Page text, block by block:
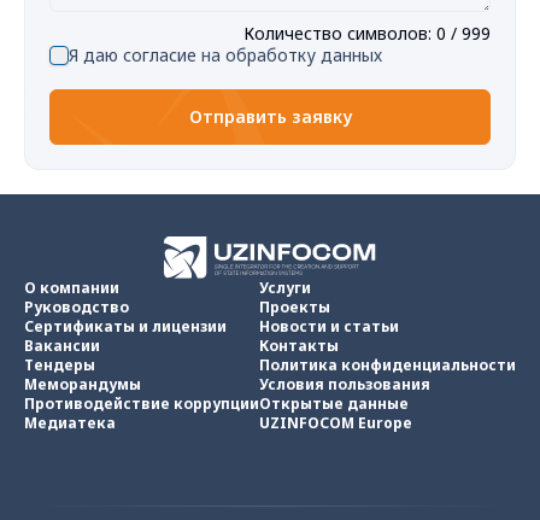
Количество символов: 0 / 999
Я даю согласие на обработку данных
Отправить заявку
О компании
Руководство
Сертификаты и лицензии
Вакансии
Тендеры
Меморандумы
Противодействие коррупции
Медиатека
Услуги
Проекты
Новости и статьи
Контакты
Политика конфиденциальности
Условия пользования
Открытые данные
UZINFOCOM Europe